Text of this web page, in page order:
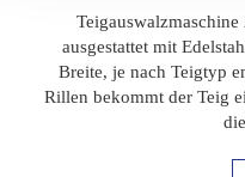
ausgestattet mit
Breite, je nach Teigtyp
Rillen bekommt der Teig